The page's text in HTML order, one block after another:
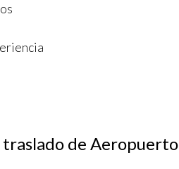
traslado de Aeropuerto